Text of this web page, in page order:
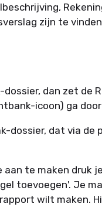
zijn te
dan zet de
icoon) ga
dossier, dat via de
te maken druk
toevoegen'. Je
wilt maken.